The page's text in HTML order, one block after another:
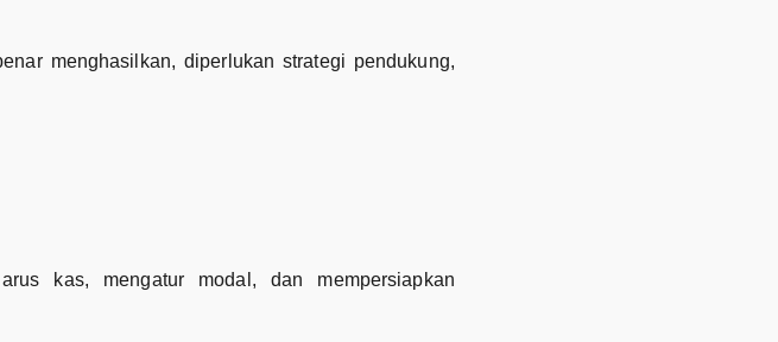
menghasilkan, diperlukan strategi pendukung,
kas, mengatur modal, dan mempersiapkan